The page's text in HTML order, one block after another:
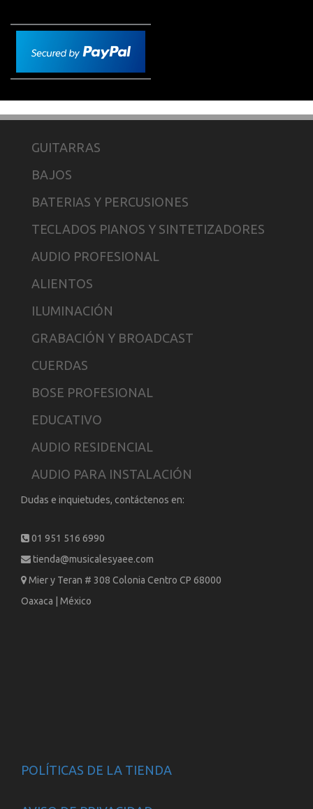
GUITARRAS
BAJOS
BATERIAS Y PERCUSIONES
TECLADOS PIANOS Y SINTETIZADORES
AUDIO PROFESIONAL
ALIENTOS
ILUMINACIÓN
GRABACIÓN Y BROADCAST
CUERDAS
BOSE PROFESIONAL
EDUCATIVO
AUDIO RESIDENCIAL
AUDIO PARA INSTALACIÓN
Dudas e inquietudes, contáctenos en:
01 951 516 6990
tienda@musicalesyaee.com
Mier y Teran # 308 Colonia Centro CP 68000
Oaxaca | México
POLÍTICAS DE LA TIENDA